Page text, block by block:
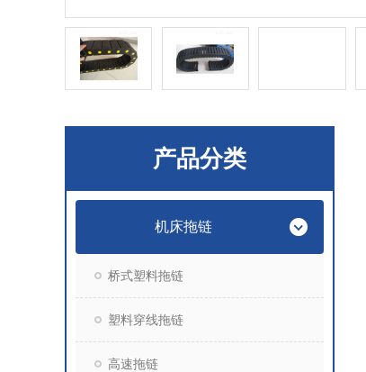
产品分类
机床拖链
桥式塑料拖链
塑料穿线拖链
高速拖链